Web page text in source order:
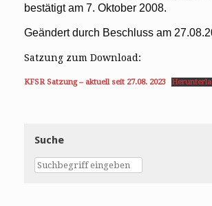
bestätigt am 7. Oktober 2008.
Geändert durch Beschluss am
Satzung zum Download:
KFSR Satzung – aktuell seit 27.08. 2023
Suche